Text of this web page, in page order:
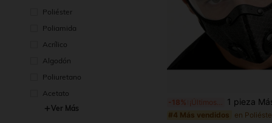
Poliéster
Poliamida
Acrílico
Algodón
Poliuretano
Acetato
Ver Más
-18% 1 pieza Máscara exterior desmontable, a prueba de polvo, reutilizable, unisex, con patrón
#4 Más vendidos